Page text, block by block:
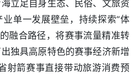
立足自身生态、民俗、文旅资
单一发展壁垒，持续探索“体
融合路径，将赛事流量精准转
独具高原特色的赛事经济新增
射箭赛事直接带动旅游消费预